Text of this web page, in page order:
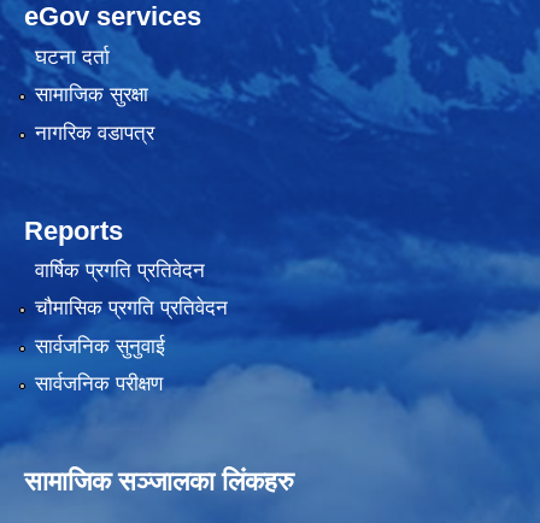
eGov services
घटना दर्ता
सामाजिक सुरक्षा
नागरिक वडापत्र
Reports
वार्षिक प्रगति प्रतिवेदन
चौमासिक प्रगति प्रतिवेदन
सार्वजनिक सुनुवाई
सार्वजनिक परीक्षण
सामाजिक सञ्जालका लिंकहरु